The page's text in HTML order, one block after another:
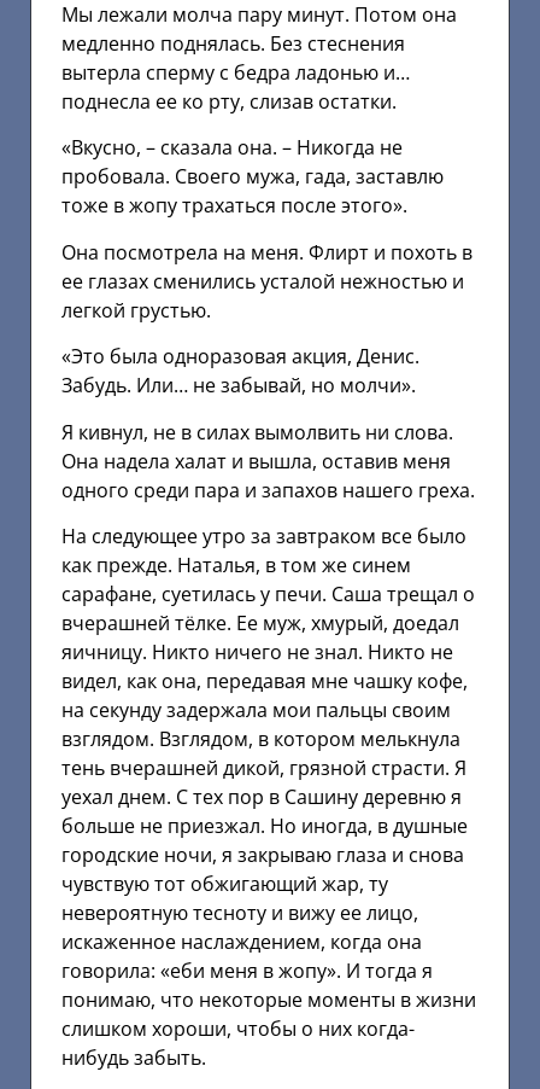
Мы лежали молча пару минут. Потом она
медленно поднялась. Без стеснения
вытерла сперму с бедра ладонью и…
поднесла ее ко рту, слизав остатки.
«Вкусно, – сказала она. – Никогда не
пробовала. Своего мужа, гада, заставлю
тоже в жопу трахаться после этого».
Она посмотрела на меня. Флирт и похоть в
ее глазах сменились усталой нежностью и
легкой грустью.
«Это была одноразовая акция, Денис.
Забудь. Или… не забывай, но молчи».
Я кивнул, не в силах вымолвить ни слова.
Она надела халат и вышла, оставив меня
одного среди пара и запахов нашего греха.
На следующее утро за завтраком все было
как прежде. Наталья, в том же синем
сарафане, суетилась у печи. Саша трещал о
вчерашней тёлке. Ее муж, хмурый, доедал
яичницу. Никто ничего не знал. Никто не
видел, как она, передавая мне чашку кофе,
на секунду задержала мои пальцы своим
взглядом. Взглядом, в котором мелькнула
тень вчерашней дикой, грязной страсти. Я
уехал днем. С тех пор в Сашину деревню я
больше не приезжал. Но иногда, в душные
городские ночи, я закрываю глаза и снова
чувствую тот обжигающий жар, ту
невероятную тесноту и вижу ее лицо,
искаженное наслаждением, когда она
говорила: «еби меня в жопу». И тогда я
понимаю, что некоторые моменты в жизни
слишком хороши, чтобы о них когда-
нибудь забыть.